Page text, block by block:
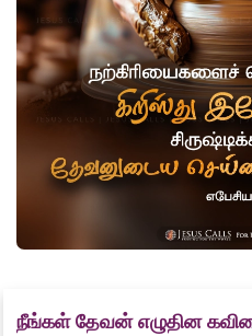
நீங்கள் தேவன் எழுதின